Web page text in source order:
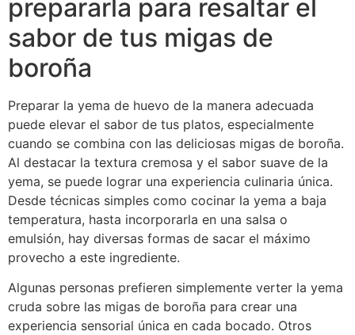
prepararla para resaltar el
sabor de tus migas de
boroña
Preparar la yema de huevo de la manera adecuada
puede elevar el sabor de tus platos, especialmente
cuando se combina con las deliciosas migas de boroña.
Al destacar la textura cremosa y el sabor suave de la
yema, se puede lograr una experiencia culinaria única.
Desde técnicas simples como cocinar la yema a baja
temperatura, hasta incorporarla en una salsa o
emulsión, hay diversas formas de sacar el máximo
provecho a este ingrediente.
Algunas personas prefieren simplemente verter la yema
cruda sobre las migas de boroña para crear una
experiencia sensorial única en cada bocado. Otros